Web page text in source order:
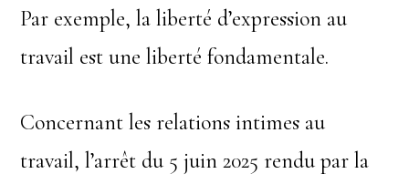
Par exemple, la liberté d’expression au
travail est une liberté fondamentale.
Concernant les relations intimes au
travail, l’arrêt du 5 juin 2025 rendu par la